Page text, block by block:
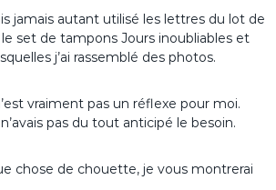
jamais autant utilisé les lettres du lot de
set de tampons Jours inoubliables et
j’ai rassemblé des photos.
vraiment pas un réflexe pour moi.
pas du tout anticipé le besoin.
chose de chouette, je vous montrerai